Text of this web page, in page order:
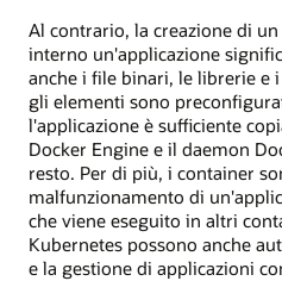
Al contrario, la creazione di
interno un'applicazione
anche i file binari, le librerie e
gli elementi sono
l'applicazione è sufficiente
Docker Engine e il daemon
resto. Per di più, i container
malfunzionamento di
che viene eseguito in altri
Kubernetes possono anche
e la gestione di applicazioni